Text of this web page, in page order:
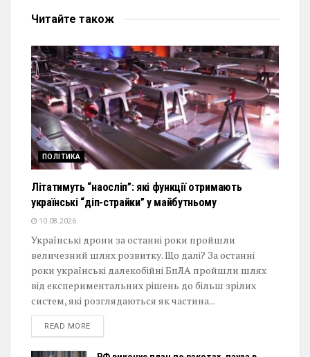
Читайте також
ПОЛІТИКА
Літатимуть “наосліп”: які функції отримають
українські “діп-страйки” у майбутньому
10.08.2026
Українські дрони за останні роки пройшли
величезний шлях розвитку. Що далі? За останні
роки українські далекобійні БпЛА пройшли шлях
від експериментальних рішень до більш зрілих
систем, які розглядаються як частина...
READ MOREDETAILS